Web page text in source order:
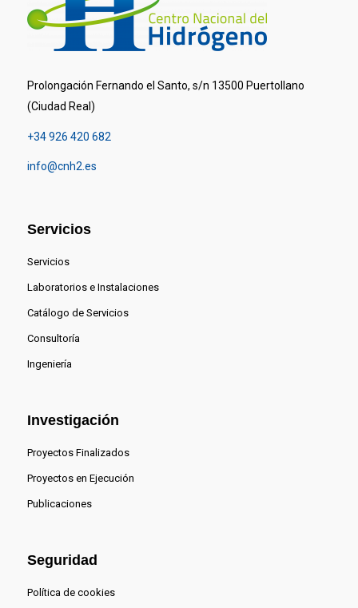
Prolongación Fernando el Santo, s/n 13500 Puertollano
(Ciudad Real)
+34 926 420 682
info@cnh2.es
Servicios
Servicios
Laboratorios e Instalaciones
Catálogo de Servicios
Consultoría
Ingeniería
Investigación
Proyectos Finalizados
Proyectos en Ejecución
Publicaciones
Seguridad
Política de cookies